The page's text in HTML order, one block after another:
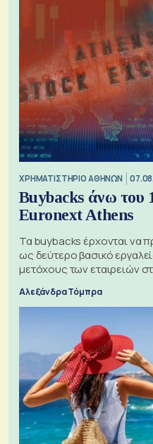
XΡΗΜΑΤΙΣΤΗΡΙΟ ΑΘΗΝΩΝ
Buybacks άνω του
Euronext Athens
Τα buybacks έρχονται να
ως δεύτερο βασικό
μετόχους των εταιρειών
Αλεξάνδρα Τόμπρα